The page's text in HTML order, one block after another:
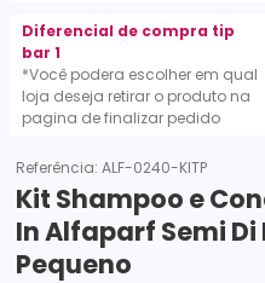
Diferencial de compra tip
bar 1
*Você podera escolher em qual
loja deseja retirar o produto na
pagina de finalizar pedido
Referência: ALF-0240-KITP
Kit Shampoo e
In Alfaparf Semi
Pequeno